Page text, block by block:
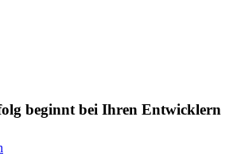
beginnt bei Ihren Entwicklern